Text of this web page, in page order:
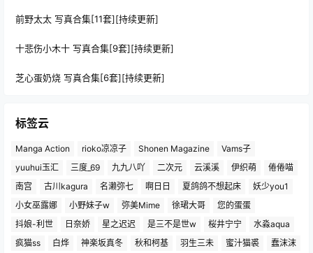
前野太太 写真合集[11套][持续更新]
十悲伤小木十 写真合集[9套][持续更新]
芝心蛋奶烧 写真合集[6套][持续更新]
标签云
Manga Action rioko凉凉子 Shonen Magazine
Vams子
yuuhui玉汇
三度_69 九九八吖 二次元 云溪溪 伊织萌
倦倦喵
南宫
古川kagura 名濑弥七 啊日日 夏鸽鸽不想起床
妖少you1
小女巫露娜
小野妹子w 弥美Mime 徐珺大哥
您的蛋蛋
抖娘-利世
日奈娇 星之迟迟 是三不是世w 桜井宁宁
水淼aqua
疯猫ss
白烨 神楽坂真冬 秋和柯基 羽生三未 蜜汁猫裘 蠢沫沫